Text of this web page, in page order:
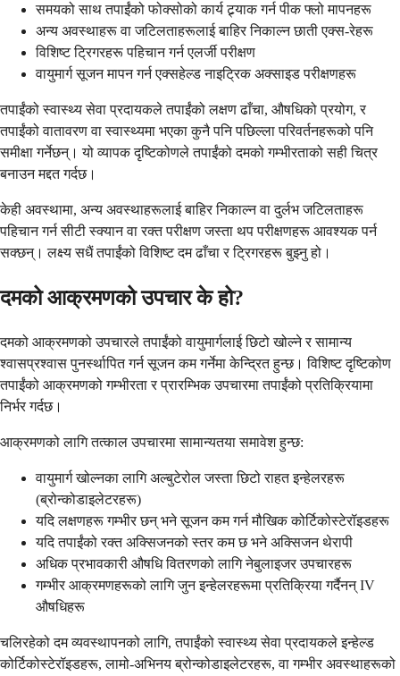
समयको साथ तपाईंको फोक्सोको कार्य ट्र्याक गर्न पीक फ्लो मापनहरू
अन्य अवस्थाहरू वा जटिलताहरूलाई बाहिर निकाल्न छाती एक्स-रेहरू
विशिष्ट ट्रिगरहरू पहिचान गर्न एलर्जी परीक्षण
वायुमार्ग सूजन मापन गर्न एक्सहेल्ड नाइट्रिक अक्साइड परीक्षणहरू
तपाईंको स्वास्थ्य सेवा प्रदायकले तपाईंको लक्षण ढाँचा, औषधिको प्रयोग, र
तपाईंको वातावरण वा स्वास्थ्यमा भएका कुनै पनि पछिल्ला परिवर्तनहरूको पनि
समीक्षा गर्नेछन्। यो व्यापक दृष्टिकोणले तपाईंको दमको गम्भीरताको सही चित्र
बनाउन मद्दत गर्दछ।
केही अवस्थामा, अन्य अवस्थाहरूलाई बाहिर निकाल्न वा दुर्लभ जटिलताहरू
पहिचान गर्न सीटी स्क्यान वा रक्त परीक्षण जस्ता थप परीक्षणहरू आवश्यक पर्न
सक्छन्। लक्ष्य सधैं तपाईंको विशिष्ट दम ढाँचा र ट्रिगरहरू बुझ्नु हो।
दमको आक्रमणको उपचार के हो?
दमको आक्रमणको उपचारले तपाईंको वायुमार्गलाई छिटो खोल्ने र सामान्य
श्वासप्रश्वास पुनर्स्थापित गर्न सूजन कम गर्नेमा केन्द्रित हुन्छ। विशिष्ट दृष्टिकोण
तपाईंको आक्रमणको गम्भीरता र प्रारम्भिक उपचारमा तपाईंको प्रतिक्रियामा
निर्भर गर्दछ।
आक्रमणको लागि तत्काल उपचारमा सामान्यतया समावेश हुन्छ:
वायुमार्ग खोल्नका लागि अल्बुटेरोल जस्ता छिटो राहत इन्हेलरहरू
(ब्रोन्कोडाइलेटरहरू)
यदि लक्षणहरू गम्भीर छन् भने सूजन कम गर्न मौखिक कोर्टिकोस्टेरॉइडहरू
यदि तपाईंको रक्त अक्सिजनको स्तर कम छ भने अक्सिजन थेरापी
अधिक प्रभावकारी औषधि वितरणको लागि नेबुलाइजर उपचारहरू
गम्भीर आक्रमणहरूको लागि जुन इन्हेलरहरूमा प्रतिक्रिया गर्दैनन् IV
औषधिहरू
चलिरहेको दम व्यवस्थापनको लागि, तपाईंको स्वास्थ्य सेवा प्रदायकले इन्हेल्ड
कोर्टिकोस्टेरॉइडहरू, लामो-अभिनय ब्रोन्कोडाइलेटरहरू, वा गम्भीर अवस्थाहरूको